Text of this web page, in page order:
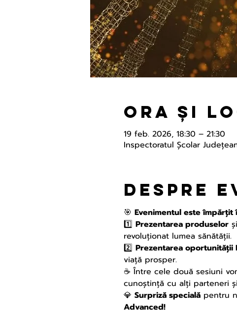
Ora și
19 feb. 2026, 18:30 – 21:30
Inspectoratul Şcolar
Despre
🎯 Evenimentul este împărțit
1️⃣ Prezentarea produselor și
revoluționat lumea sănătății.
2️⃣ Prezentarea oportunității
viață prosper.
☕ Între cele două sesiuni
cunoștință cu alți parteneri
💎 Surpriză specială pentru
Advanced!